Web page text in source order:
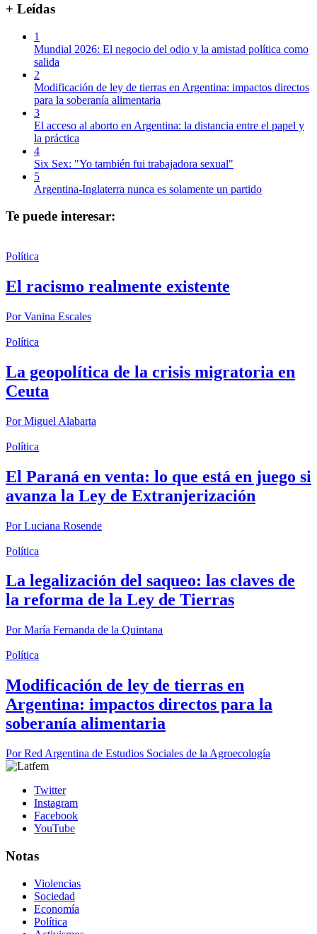
+ Leídas
1
Mundial 2026: El negocio del odio y la amistad política como
salida
2
Modificación de ley de tierras en Argentina: impactos directos
para la soberanía alimentaria
3
El acceso al aborto en Argentina: la distancia entre el papel y
la práctica
4
Six Sex: "Yo también fui trabajadora sexual"
5
Argentina-Inglaterra nunca es solamente un partido
Te puede interesar:
Política
El racismo realmente existente
PorVanina Escales
Política
La geopolítica de la crisis migratoria en
Ceuta
PorMiguel Alabarta
Política
El Paraná en venta: lo que está en juego si
avanza la Ley de Extranjerización
PorLuciana Rosende
Política
La legalización del saqueo: las claves de
la reforma de la Ley de Tierras
PorMaría Fernanda de la Quintana
Política
Modificación de ley de tierras en
Argentina: impactos directos para la
soberanía alimentaria
PorRed Argentina de Estudios Sociales de la Agroecología
Twitter
Instagram
Facebook
YouTube
Notas
Violencias
Sociedad
Economía
Política